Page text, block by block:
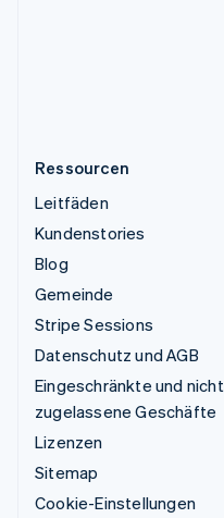
Ressourcen
Leitfäden
Kundenstories
Blog
Gemeinde
Stripe Sessions
Datenschutz und AGB
Eingeschränkte und nicht
zugelassene Geschäfte
Lizenzen
Sitemap
Cookie-Einstellungen